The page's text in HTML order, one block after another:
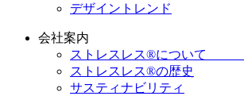
デザイントレンド
会社案内
ストレスレス®につい
ストレスレス®の歴史
サスティナビリティ